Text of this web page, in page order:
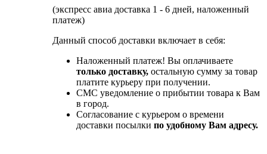
(экспресс авиа доставка 1 - 6 дней, наложенный
платеж)
Данный способ доставки включает в себя:
Наложенный платеж! Вы оплачиваете
только доставку, остальную сумму за товар
платите курьеру при получении.
СМС уведомление о прибытии товара к Вам
в город.
Согласование с курьером о времени
доставки посылки по удобному Вам адресу.